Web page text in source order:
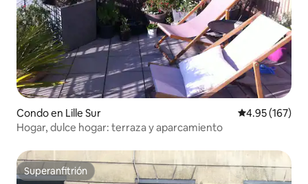
Condo en Lille Sur Calificación
4.95 (167)
Hogar, dulce hogar: terraza y aparcamiento
Superanfitrión
Superanfitrión